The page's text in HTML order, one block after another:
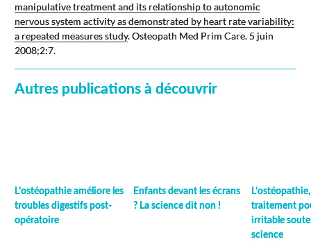
manipulative treatment and its relationship to autonomic
nervous system activity as demonstrated by heart rate variability:
a repeated measures study. Osteopath Med Prim Care. 5 juin
2008;2:7.
Autres publications à découvrir
L’ostéopathie améliore les
troubles digestifs post-
opératoire
Enfants devant les écrans
? La science dit non !
traitement
irritable
science